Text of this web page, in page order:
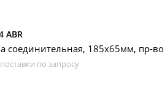
ABR
соединительная, 185х65мм, пр-во
по запросу